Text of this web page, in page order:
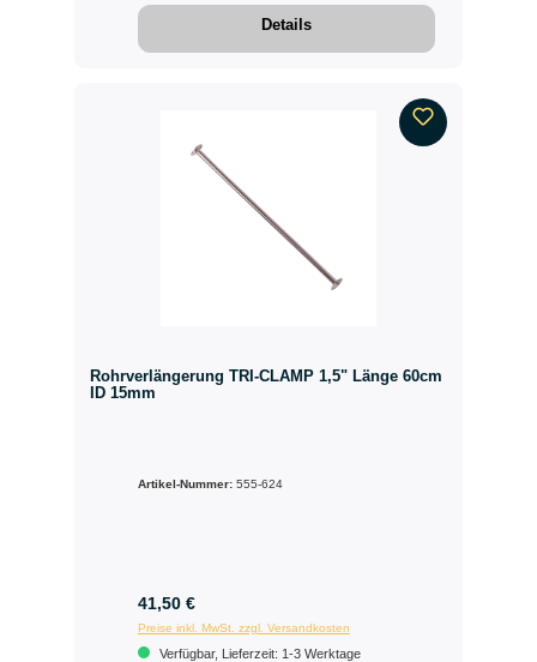
Details
Rohrverlängerung TRI-CLAMP 1,5" Länge 60cm
ID 15mm
Artikel-Nummer: 555-624
41,50 €
Preise inkl. MwSt. zzgl. Versandkosten
Verfügbar, Lieferzeit: 1-3 Werktage